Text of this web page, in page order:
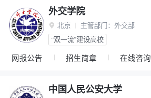
外交学院
 北京 主管部门： 外交部
“双一流”建设高校
网报公告 招生简章 在线咨询
中国人民公安大学